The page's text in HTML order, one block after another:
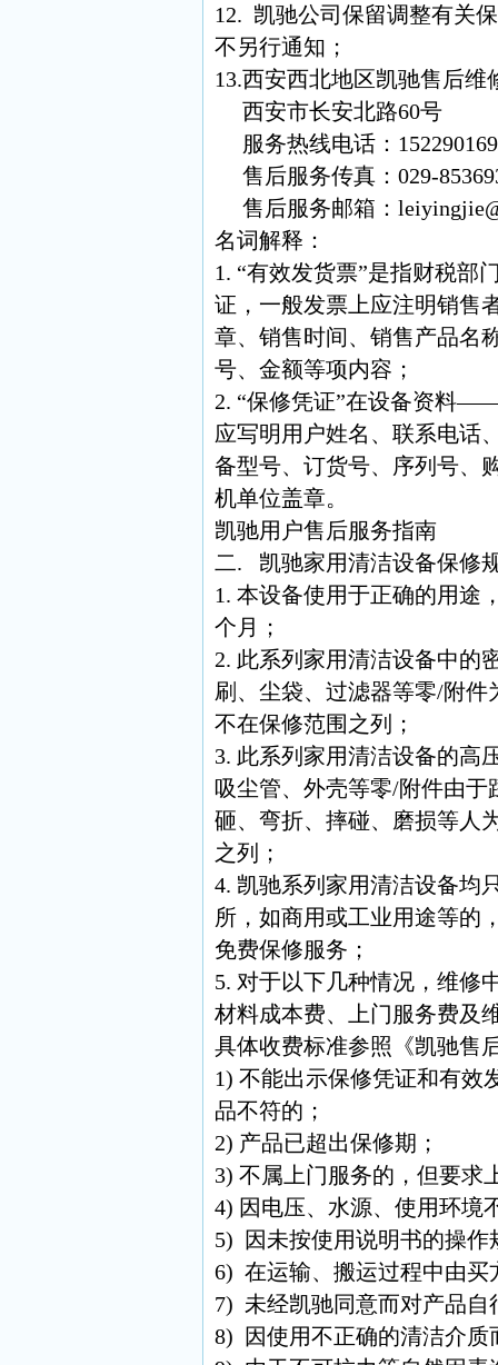
12. 凯驰公司保留调整有关
不另行通知；
13.西安西北地区凯驰售后
西安市长安北路60号
服务热线电话：
售后服务传真：029-
售后服务邮箱：
名词解释：
1. “有效发货票”是指财税部
证，一般发票上应注明销售
章、销售时间、销售产品名
号、金额等项内容；
2. “保修凭证”在设备资料
应写明用户姓名、联系电话
备型号、订货号、序列号、
机单位盖章。
凯驰用户售后服务指南
二. 凯驰家用清洁设备保修
1. 本设备使用于正确的用途
个月；
2. 此系列家用清洁设备中的
刷、尘袋、过滤器等零/附件
不在保修范围之列；
3. 此系列家用清洁设备的高
吸尘管、外壳等零/附件由于
砸、弯折、摔碰、磨损等人
之列；
4. 凯驰系列家用清洁设备均
所，如商用或工业用途等的
免费保修服务；
5. 对于以下几种情况，维修
材料成本费、上门服务费及
具体收费标准参照《凯驰售
1) 不能出示保修凭证和有效
品不符的；
2) 产品已超出保修期；
3) 不属上门服务的，但要求
4) 因电压、水源、使用环境
5) 因未按使用说明书的操作
6) 在运输、搬运过程中由买
7) 未经凯驰同意而对产品
8) 因使用不正确的清洁介质